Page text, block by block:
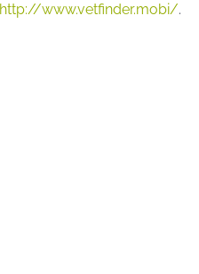
http://www.vetfinder.mobi/.